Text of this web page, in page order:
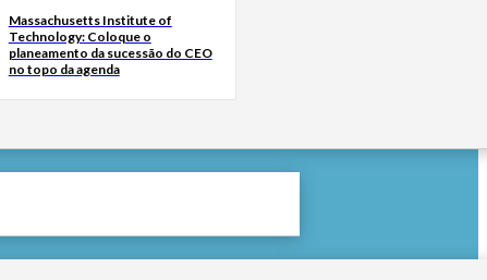
Massachusetts Institute of
Technology: Coloque o
planeamento da sucessão do CEO
no topo da agenda